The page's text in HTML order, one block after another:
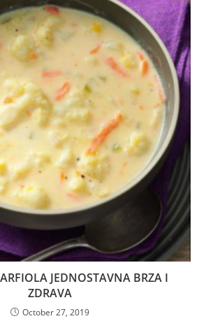
JEDNOSTAVNA BRZA I
ZDRAVA
October 27, 2019